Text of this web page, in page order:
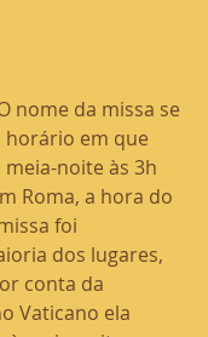
nome da missa se
em que
noite às 3h
Roma, a hora do
foi
dos lugares,
conta da
Vaticano ela